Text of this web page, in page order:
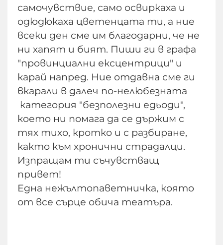
самочувствие, само освиркаха и
одюдюкаха цветенцата ти, а ние
всеки ден сме им благодарни, че не
ни хапят и бият. Пиши ги в графа
"провинциални ексцентрици" и
карай напред. Ние отдавна сме ги
вкарали в далеч по-нелюбезната
категория "безполезни едьоди",
което ни помага да се държим с
тях тихо, кротко и с разбиране,
както към хронични страдалци.
Изпращам ти съчувстващ
привет!
Една нежълтопаветничка, която
от все сърце обича театъра.